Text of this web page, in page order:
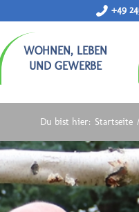
+49
WOHNEN, LEBEN
UND GEWERBE
Du bist hier: Startseite /